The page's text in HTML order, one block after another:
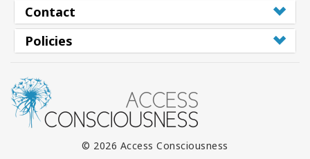
Contact
Policies
© 2026 Access Consciousness